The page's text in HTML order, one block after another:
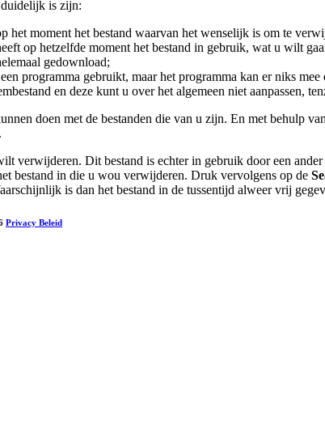
is zijn:
het moment het bestand waarvan het wenselijk is om te
op hetzelfde moment het bestand in gebruik, wat u wilt
gedownload;
programma gebruikt, maar het programma kan er niks mee
en deze kunt u over het algemeen niet aanpassen,
doen met de bestanden die van u zijn. En met behulp
.
verwijderen. Dit bestand is echter in gebruik door een
bestand in die u wou verwijderen. Druk vervolgens op de
is dan het bestand in de tussentijd alweer vrij
Privacy Beleid